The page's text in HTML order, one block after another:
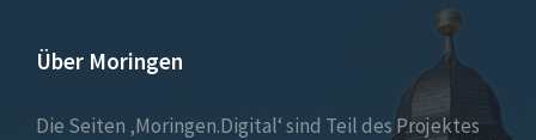
Über Moringen
Die Seiten ‚Moringen.Digital‘ sind Teil des Projektes